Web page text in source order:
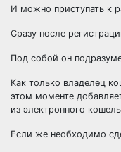
И можно приступать к
Сразу после
Под собой он
Как только владелец
этом моменте
из электронного
Если же необходимо